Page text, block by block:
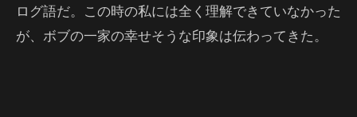
ログ語だ。この時の私には全く理解できていなかった
が、ボブの一家の幸せそうな印象は伝わってきた。